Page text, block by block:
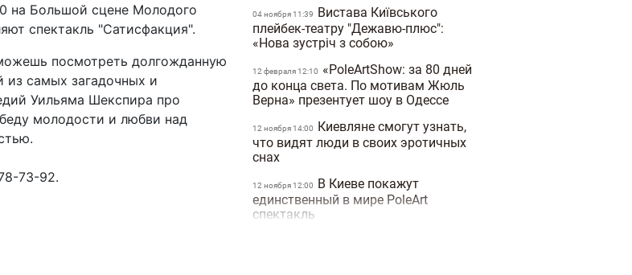
на Большой сцене Молодого
спектакль "Сатисфакция".
посмотреть долгожданную
из самых загадочных и
Уильяма Шекспира про
молодости и любви над
73-92.
04 ноября 11:39
Вистава Київського
плейбек-театру "Дежавю-плюс":
«Нова зустріч з собою»
12 февраля 12:10
«PoleArtShow: за 80 дней
до конца света. По мотивам Жюль
Верна» презентует шоу в Одессе
12 ноября 14:00
Киевляне смогут узнать,
что видят люди в своих эротичных
снах
12 ноября 12:00
В Киеве покажут
единственный в мире PoleArt
спектакль